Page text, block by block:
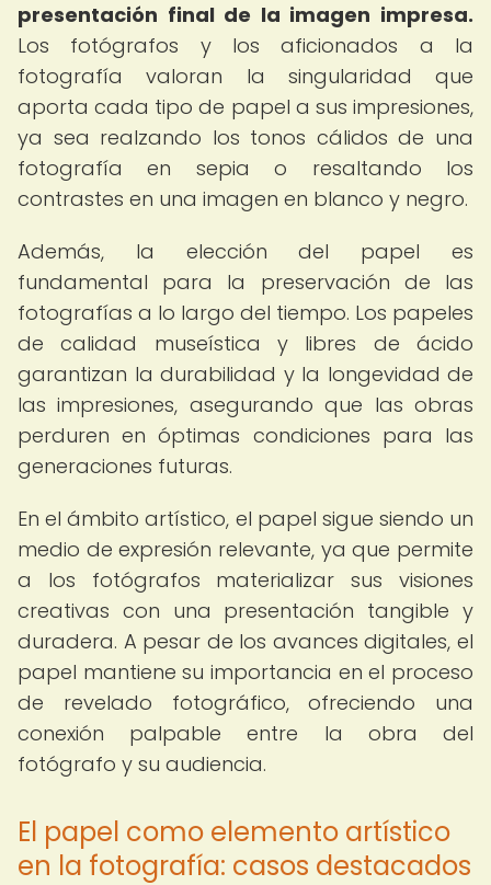
presentación final de la imagen impresa.
Los fotógrafos y los aficionados a la
fotografía valoran la singularidad que
aporta cada tipo de papel a sus impresiones,
ya sea realzando los tonos cálidos de una
fotografía en sepia o resaltando los
contrastes en una imagen en blanco y negro.
Además, la elección del papel es
fundamental para la preservación de las
fotografías a lo largo del tiempo. Los papeles
de calidad museística y libres de ácido
garantizan la durabilidad y la longevidad de
las impresiones, asegurando que las obras
perduren en óptimas condiciones para las
generaciones futuras.
En el ámbito artístico, el papel sigue siendo un
medio de expresión relevante, ya que permite
a los fotógrafos materializar sus visiones
creativas con una presentación tangible y
duradera. A pesar de los avances digitales, el
papel mantiene su importancia en el proceso
de revelado fotográfico, ofreciendo una
conexión palpable entre la obra del
fotógrafo y su audiencia.
El papel como elemento artístico
en la fotografía: casos destacados